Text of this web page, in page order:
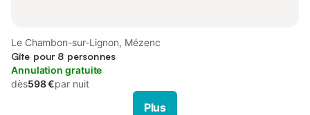
Le Chambon-sur-Lignon, Mézenc
Gîte pour 8 personnes
Annulation gratuite
dès598 €par nuit
Plus